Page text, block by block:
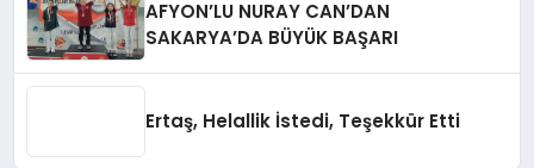
AFYON’LU NURAY CAN’DAN
SAKARYA’DA BÜYÜK BAŞARI
Ertaş, Helallik İstedi, Teşekkür Etti